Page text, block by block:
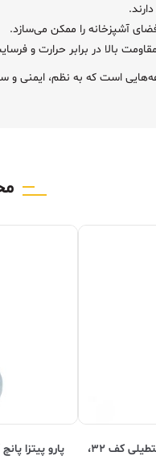
فضای آشپزخانه را ممکن می‌سازد.
بالا در برابر حرارت و
پارو پیتزا آلومینیومی مستطیلی کف ۳۲،